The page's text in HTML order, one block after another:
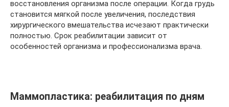
восстановления организма после операции. Когда грудь
становится мягкой после увеличения, последствия
хирургического вмешательства исчезают практически
полностью. Срок реабилитации зависит от
особенностей организма и профессионализма врача.
Маммопластика: реабилитация по дням